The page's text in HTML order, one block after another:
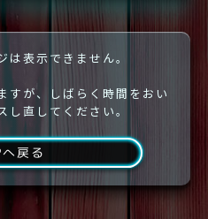
は表示できません。
すが、しばらく時間をおい
し直してください。
戻る